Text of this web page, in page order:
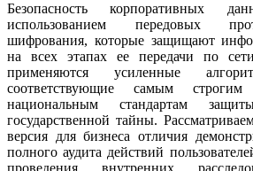
Безопасность корпоративных
использованием передовых
шифрования, которые защищают
на всех этапах ее передачи по
применяются усиленные
соответствующие самым
национальным стандартам
государственной тайны.
версия для бизнеса отличия
полного аудита действий